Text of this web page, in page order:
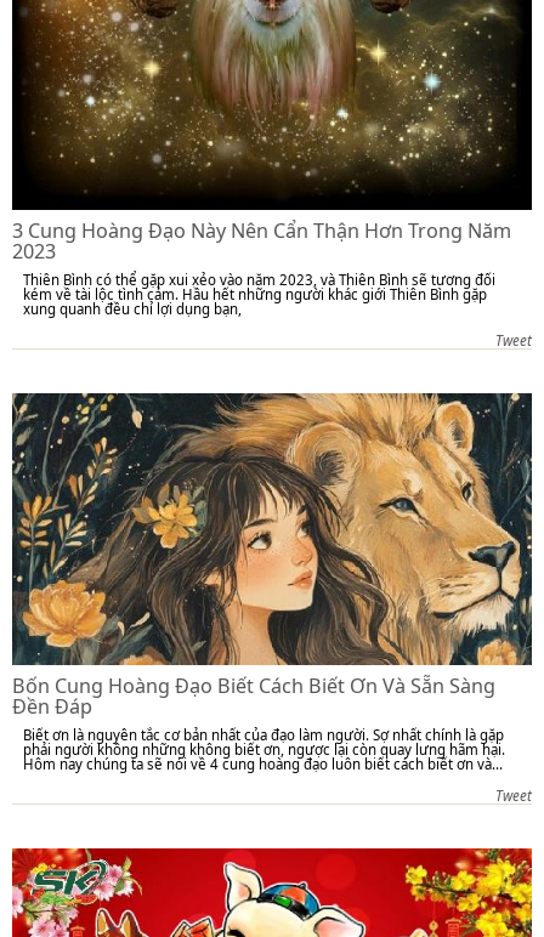
3 Cung Hoàng Đạo Này Nên Cẩn Thận Hơn Trong Năm
2023
Thiên Bình có thể gặp xui xẻo vào năm 2023, và Thiên Bình sẽ tương đối
kém về tài lộc tình cảm. Hầu hết những người khác giới Thiên Bình gặp
xung quanh đều chỉ lợi dụng bạn,
Tweet
Bốn Cung Hoàng Đạo Biết Cách Biết Ơn Và Sẵn Sàng
Đền Đáp
Biết ơn là nguyên tắc cơ bản nhất của đạo làm người. Sợ nhất chính là gặp
phải người không những không biết ơn, ngược lại còn quay lưng hãm hại.
Hôm nay chúng ta sẽ nói về 4 cung hoàng đạo luôn biết cách biết ơn và...
Tweet